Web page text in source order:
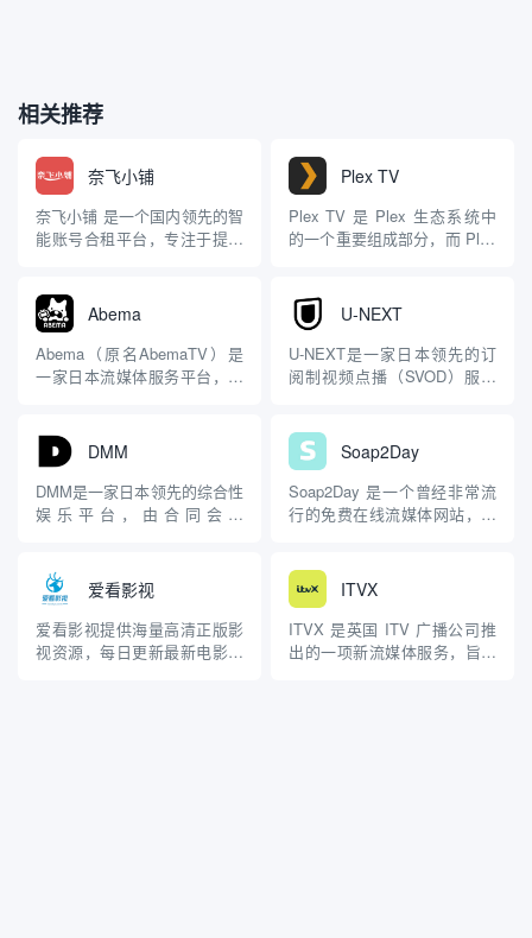
相关推荐
奈飞小铺
奈飞小铺 是一个国内领先的智
能账号合租平台，专注于提供
介绍，基于公开信息和相关网
页内容： 网站概述 奈飞小铺
是一个专业的账号合租平台，
主要服务于希望以较低成本获
Plex TV
Plex TV 是 Plex 生态系统中
的一个重要组成部分，而 Plex
户整理、存储并随时随地访问
他们的个人媒体内容，同时还
提供额外的流媒体服务。 什么
是 Plex TV？ Plex T...
Abema
Abema（原名AbemaTV）是
一家日本流媒体服务平台，由
年4月11日联合推出。它以创
新的“未来电视”为目标，结合
了传统电视的线性直播和现代
视频点播的灵活性，在日本...
U-NEXT
U-NEXT是一家日本领先的订
阅制视频点播（SVOD）服务
身为“GyaO Next”，后于2009
年更名为U-NEXT。作为日本
国内最大的流媒体平台之一，
截至2024年5月，其注册...
DMM
DMM是一家日本领先的综合性
娱乐平台，由合同会社
以数字内容配信起家，从成人
影像制品的贩售和配信开始，
后来逐步扩展到多个领域，形
成了一个集视频、游戏、电子
Soap2Day
Soap2Day 是一个曾经非常流
行的免费在线流媒体网站，主
户以及提供大量高清内容而闻
名，吸引了全球众多影视爱好
者。然而，Soap2Day 的合法
性和安全性一直备受争议，且
爱看影视
爱看影视提供海量高清正版影
视资源，每日更新最新电影、
ITVX
ITVX 是英国 ITV 广播公司推
出的一项新流媒体服务，旨在